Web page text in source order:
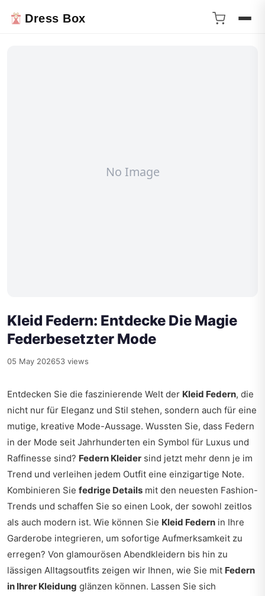
Dress Box
Kleid Federn: Entdecke Die Magie
Federbesetzter Mode
05 May 202653 views
Entdecken Sie die faszinierende Welt der Kleid Federn, die
nicht nur für Eleganz und Stil stehen, sondern auch für eine
mutige, kreative Mode-Aussage. Wussten Sie, dass Federn
in der Mode seit Jahrhunderten ein Symbol für Luxus und
Raffinesse sind? Federn Kleider sind jetzt mehr denn je im
Trend und verleihen jedem Outfit eine einzigartige Note.
Kombinieren Sie fedrige Details mit den neuesten Fashion-
Trends und schaffen Sie so einen Look, der sowohl zeitlos
als auch modern ist. Wie können Sie Kleid Federn in Ihre
Garderobe integrieren, um sofortige Aufmerksamkeit zu
erregen? Von glamourösen Abendkleidern bis hin zu
lässigen Alltagsoutfits zeigen wir Ihnen, wie Sie mit Federn
in Ihrer Kleidung glänzen können. Lassen Sie sich